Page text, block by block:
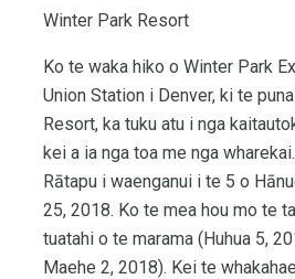
Winter Park Resort
Ko te waka hiko o Winter Park
Union Station i Denver, ki te
Resort, ka tuku atu i nga
kei a ia nga toa me nga
Rātapu i waenganui i te 5 o
25, 2018. Ko te mea hou mo te
tuatahi o te marama (Huhua 5,
Maehe 2, 2018). Kei te